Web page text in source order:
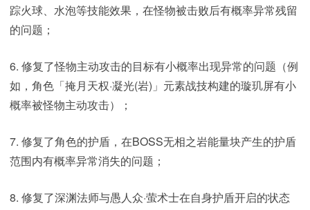
踪火球、水泡等技能效果，在怪物被击败后有概率异常残留
的问题；
6. 修复了怪物主动攻击的目标有小概率出现异常的问题（例
如，角色「掩月天权·凝光(岩)」元素战技构建的璇玑屏有小
概率被怪物主动攻击）；
7. 修复了角色的护盾，在BOSS无相之岩能量块产生的护盾
范围内有概率异常消失的问题；
8. 修复了深渊法师与愚人众·萤术士在自身护盾开启的状态